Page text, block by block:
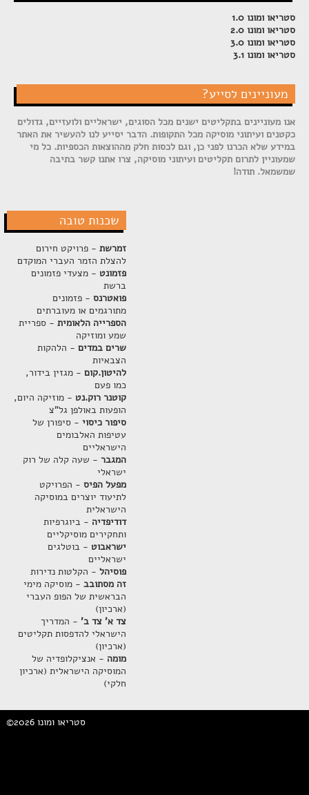
סטריאו ומונו 1.0
סטריאו ומונו 2.0
סטריאו ומונו 3.0
סטריאו ומונו 3.1
מעוניינים לסייע?
אנו מעוניינים בתקליטים ישנים מכל הסוגים, ישראליים ולועזיים, גדולים
כקטנים ועיתוני מוסיקה מכל התקופות. הדבר יסייע לנו להעשיר את האתר
במידע שלא הכרנו לפני כן, וגם לכסות חלק מההוצאות הכספיות. כל מי
שמעוניין לתרום תקליטים ועיתוני מוסיקה, צרו אתנו קשר בתיבה
שמשמאל. תודה!
שכנות טובה
זמרשת- פרויקט חירום
להצלת הזמר העברי המוקדם
פזמונט - מצעדי פזמונים
ברשת
פואטרנס- פזמונים
מתורגמים או מעוברתים
הספרייה הלאומית- ספריית
שמע ומוזיקה
שרים במדים- הלהקות
הצבאיות
להיטון.קום- מגזין בידור,
כמו פעם
קוטנר רוק.נט - מוזיקה היום,
הופעות באולפן גל"צ
סיפור כיסוי- סיפורן של
עטיפות האלבומים
הישראליים
המגבר- שעה קלה של רוק
ישראלי
מפעל הפיס- הפרויקט
לתיעוד יוצרים במוסיקה
הישראלית
דודיפדיה - ביוגרפיות
ותחקירים מוסיקליים
ישראבוט - בוטלגים
ישראליים
פוסיהל- הקלטות נדירות
זה מסתובב- מוסיקה מימי
הבראשית של הפופ העברי
(ארכיון)
צד א' צד ב'- המדריך
הישראלי להדפסות תקליטים
(ארכיון)
מומה - אנציקלופדיה של
המוסיקה הישראלית (ארכיון
חלקי)
©2026 סטריאו ומונו